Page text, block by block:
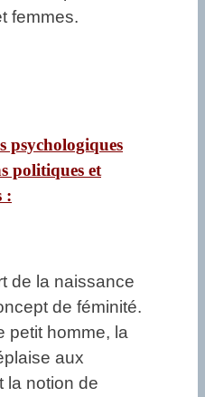
femmes.
psychologiques
politiques et
:
de la naissance
de féminité.
petit homme, la
aux
la notion de